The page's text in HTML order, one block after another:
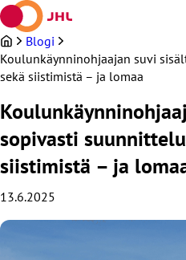
Siirry
sisältöön
Blogi
Koulunkäynninohjaajan suvi
sekä siistimistä – ja lomaa
sopivasti
siistimistä – ja
13.6.2025